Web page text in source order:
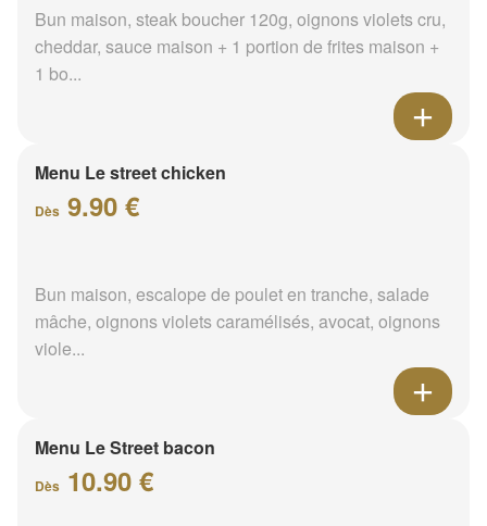
Bun maison, steak boucher 120g, oignons violets cru,
cheddar, sauce maison + 1 portion de frites maison +
1 bo...
Menu Le street chicken
Dès 9.90 €
Bun maison, escalope de poulet en tranche, salade
mâche, oignons violets caramélisés, avocat, oignons
viole...
Menu Le Street bacon
Dès 10.90 €